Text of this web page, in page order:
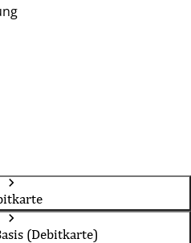
(Debitkarte)